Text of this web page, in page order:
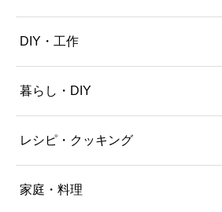
DIY・工作
暮らし・DIY
レシピ・クッキング
家庭・料理